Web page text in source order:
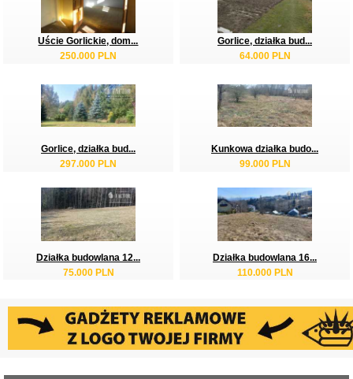
Uście Gorlickie, dom...
250.000 PLN
Gorlice, działka bud...
64.000 PLN
Gorlice, działka bud...
297.000 PLN
Kunkowa działka budo...
99.000 PLN
Działka budowlana 12...
75.000 PLN
Działka budowlana 16...
110.000 PLN